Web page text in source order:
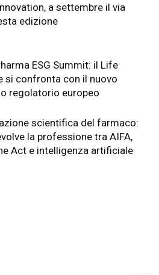
a settembre il via
edizione
ESG Summit: il Life
si confronta con il nuovo
regolatorio europeo
scientifica del farmaco:
la professione tra AIFA,
Act e intelligenza artificiale